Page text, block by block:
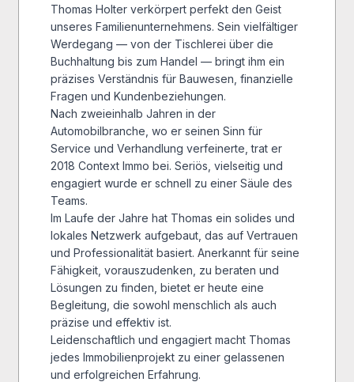
Thomas Holter verkörpert perfekt den Geist
unseres Familienunternehmens. Sein vielfältiger
Werdegang — von der Tischlerei über die
Buchhaltung bis zum Handel — bringt ihm ein
präzises Verständnis für Bauwesen, finanzielle
Fragen und Kundenbeziehungen.
Nach zweieinhalb Jahren in der
Automobilbranche, wo er seinen Sinn für
Service und Verhandlung verfeinerte, trat er
2018 Context Immo bei. Seriös, vielseitig und
engagiert wurde er schnell zu einer Säule des
Teams.
Im Laufe der Jahre hat Thomas ein solides und
lokales Netzwerk aufgebaut, das auf Vertrauen
und Professionalität basiert. Anerkannt für seine
Fähigkeit, vorauszudenken, zu beraten und
Lösungen zu finden, bietet er heute eine
Begleitung, die sowohl menschlich als auch
präzise und effektiv ist.
Leidenschaftlich und engagiert macht Thomas
jedes Immobilienprojekt zu einer gelassenen
und erfolgreichen Erfahrung.